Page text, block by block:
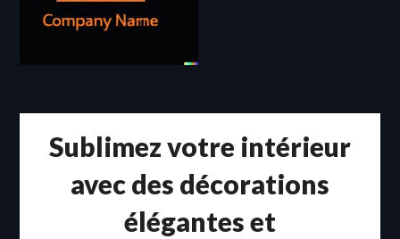
Sublimez votre intérieur
avec des décorations
élégantes et